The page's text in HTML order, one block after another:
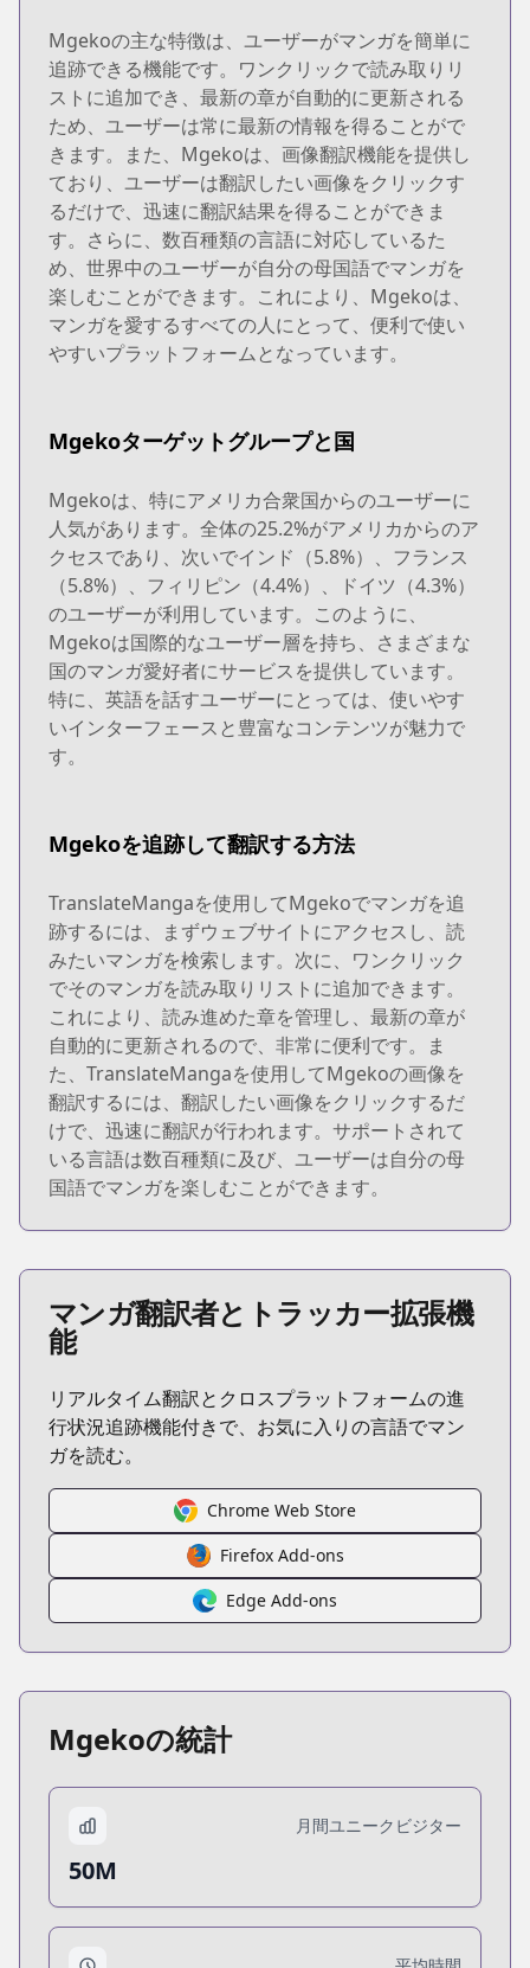
Mgekoの主な特徴は、ユーザーがマンガを簡単に
追跡できる機能です。ワンクリックで読み取りリ
ストに追加でき、最新の章が自動的に更新される
ため、ユーザーは常に最新の情報を得ることがで
きます。また、Mgekoは、画像翻訳機能を提供し
ており、ユーザーは翻訳したい画像をクリックす
るだけで、迅速に翻訳結果を得ることができま
す。さらに、数百種類の言語に対応しているた
め、世界中のユーザーが自分の母国語でマンガを
楽しむことができます。これにより、Mgekoは、
マンガを愛するすべての人にとって、便利で使い
やすいプラットフォームとなっています。
Mgekoターゲットグループと国
Mgekoは、特にアメリカ合衆国からのユーザーに
人気があります。全体の25.2%がアメリカからのア
クセスであり、次いでインド（5.8%）、フランス
（5.8%）、フィリピン（4.4%）、ドイツ（4.3%）
のユーザーが利用しています。このように、
Mgekoは国際的なユーザー層を持ち、さまざまな
国のマンガ愛好者にサービスを提供しています。
特に、英語を話すユーザーにとっては、使いやす
いインターフェースと豊富なコンテンツが魅力で
す。
Mgekoを追跡して翻訳する方法
TranslateMangaを使用してMgekoでマンガを追
跡するには、まずウェブサイトにアクセスし、読
みたいマンガを検索します。次に、ワンクリック
でそのマンガを読み取りリストに追加できます。
これにより、読み進めた章を管理し、最新の章が
自動的に更新されるので、非常に便利です。ま
た、TranslateMangaを使用してMgekoの画像を
翻訳するには、翻訳したい画像をクリックするだ
けで、迅速に翻訳が行われます。サポートされて
いる言語は数百種類に及び、ユーザーは自分の母
国語でマンガを楽しむことができます。
マンガ翻訳者とトラッカー拡張機
能
リアルタイム翻訳とクロスプラットフォームの進
行状況追跡機能付きで、お気に入りの言語でマン
ガを読む。
Chrome Web Store
Firefox Add-ons
Edge Add-ons
Mgekoの統計
月間ユニークビジター
50M